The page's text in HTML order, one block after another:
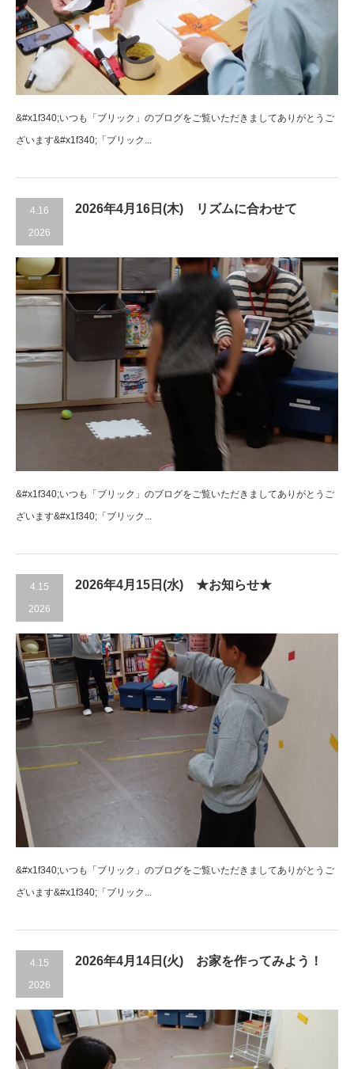
&#x1f340;いつも「ブリック」のブログをご覧いただきましてありがとうご
ざいます&#x1f340;「ブリック...
4.16
2026
2026年4月16日(木) リズムに合わせて
&#x1f340;いつも「ブリック」のブログをご覧いただきましてありがとうご
ざいます&#x1f340;「ブリック...
4.15
2026
2026年4月15日(水) ★お知らせ★
&#x1f340;いつも「ブリック」のブログをご覧いただきましてありがとうご
ざいます&#x1f340;「ブリック...
4.15
2026
2026年4月14日(火) お家を作ってみよう！